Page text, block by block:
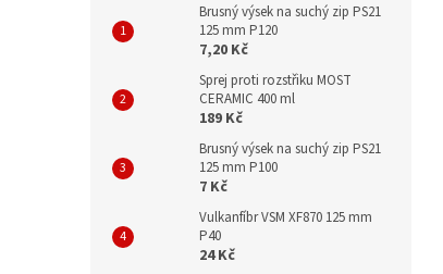
Brusný výsek na suchý zip PS21
125 mm P120
7,20 Kč
Sprej proti rozstřiku MOST
CERAMIC 400 ml
189 Kč
Brusný výsek na suchý zip PS21
125 mm P100
7 Kč
Vulkanfíbr VSM XF870 125 mm
P40
24 Kč